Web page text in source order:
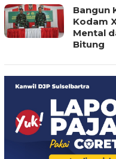
Bangun
Kodam
Mental
Bitung